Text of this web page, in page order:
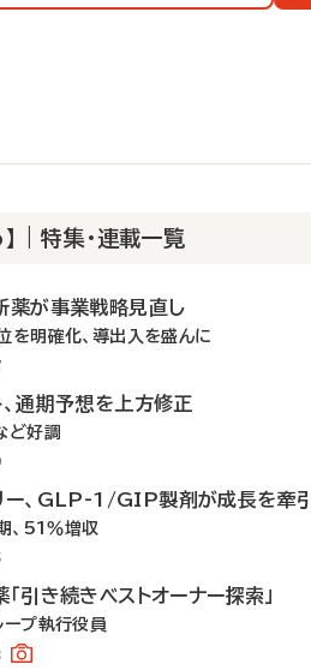
| 特集・連載一覧
薬が事業戦略見直し
を明確化、導出入を盛んに
、通期予想を上方修正
ど好調
リー、GLP-1/GIP製剤が成長を牽引
、51％増収
「引き続きベストオーナー探索」
ープ執行役員